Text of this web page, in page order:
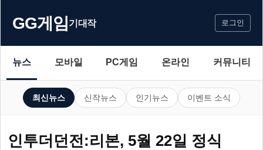
GG게임기대작 로그인
뉴스 모바일 PC게임 온라인 커뮤니티
최신뉴스 신작뉴스 인기뉴스 이벤트 소식
인투더던전:리본, 5월 22일 정식